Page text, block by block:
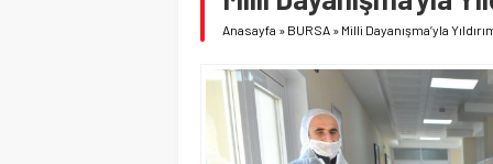
Avcılar Belediye
Anasayfa » BURSA » Milli Dayanışma’yla